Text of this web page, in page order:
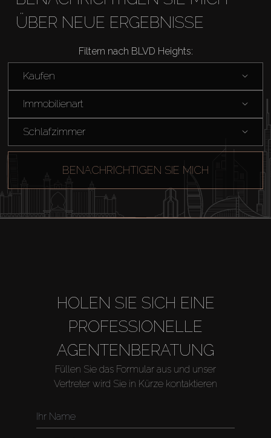
Verkaufen
Agenten
About Us
ÜBER NEUE ERGEBNISSE
Filtern nach BLVD Heights:
Kaufen
Immobilienart
Schlafzimmer
BENACHRICHTIGEN SIE MICH
HOLEN SIE SICH EINE
PROFESSIONELLE
AGENTENBERATUNG
Füllen Sie das Formular aus und unser
Vertreter wird Sie in Kürze kontaktieren